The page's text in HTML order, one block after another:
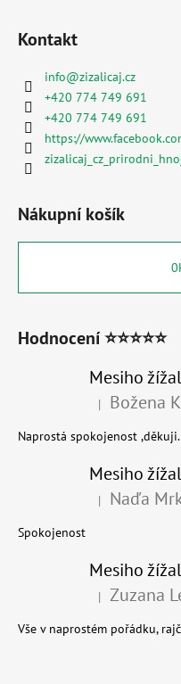
Kontakt
info@zizalicaj.cz
+420 774 749 691
+420 774 749 691
https://
Nákupní košík
0
Hodnocení ⭐⭐⭐⭐⭐
Hodnocení
| Božena
Naprostá spokojenost ,děkuji.
Hodnocení
| Naďa
Spokojenost
Hodnocení
| Zuzana
Vše v naprostém pořádku,